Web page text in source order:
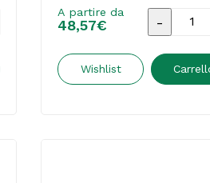
A partire da
48,57€
Cosy
Wishlist